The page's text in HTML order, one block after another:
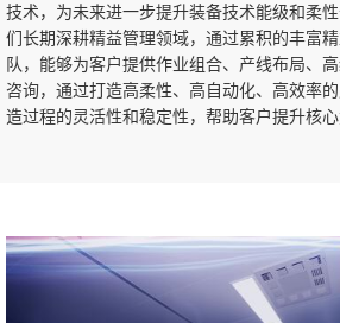
技术，为未来进一步提升装备技术能级和柔
们长期深耕精益管理领域，通过累积的丰富
队，能够为客户提供作业组合、产线布局、
咨询，通过打造高柔性、高自动化、高效率
造过程的灵活性和稳定性，帮助客户提升核心